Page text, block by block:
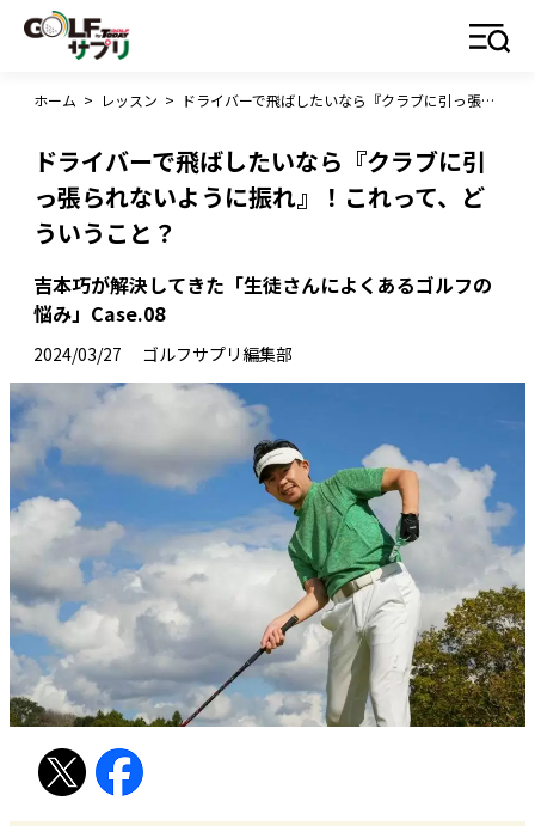
ホーム > レッスン > ドライバーで飛ばしたいなら『クラブに引っ張られないように振れ』！これって、どういうこと？
ドライバーで飛ばしたいなら『クラブに引
っ張られないように振れ』！これって、ど
ういうこと？
吉本巧が解決してきた「生徒さんによくあるゴルフの
悩み」Case.08
2024/03/27 ゴルフサプリ編集部